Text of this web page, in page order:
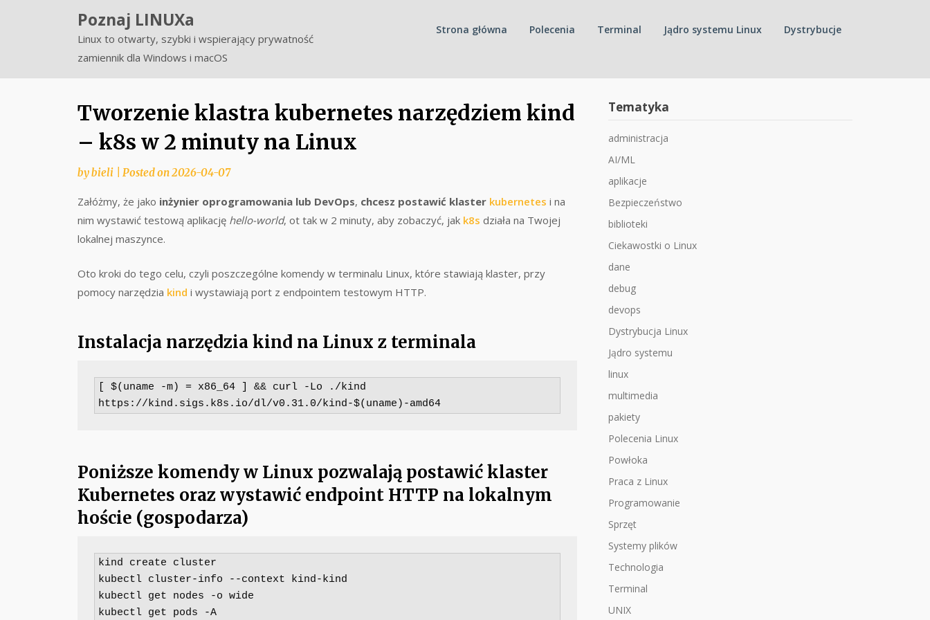
Poznaj LINUXa
Linux to otwarty, szybki i wspierający prywatność
zamiennik dla Windows i macOS
Strona główna Polecenia Terminal Jądro systemu Linux Dystrybucje
Tworzenie klastra kubernetes narzędziem kind
– k8s w 2 minuty na Linux
bybieli Posted on2026-04-07
Załóżmy, że jako inżynier oprogramowania lub DevOps, chcesz postawić klaster kubernetes i na
nim wystawić testową aplikację hello-world, ot tak w 2 minuty, aby zobaczyć, jak k8s działa na Twojej
lokalnej maszynce.
Oto kroki do tego celu, czyli poszczególne komendy w terminalu Linux, które stawiają klaster, przy
pomocy narzędzia kind i wystawiają port z endpointem testowym HTTP.
Instalacja narzędzia kind na Linux z terminala
[ $(uname -m) = x86_64 ] && curl -Lo ./kind
https://kind.sigs.k8s.io/dl/v0.31.0/kind-$(uname)-amd64
Poniższe komendy w Linux pozwalają postawić klaster
Kubernetes oraz wystawić endpoint HTTP na lokalnym
hoście (gospodarza)
kind create cluster
kubectl cluster-info --context kind-kind
kubectl get nodes -o wide
kubectl get pods -A
Tematyka
administracja
AI/ML
aplikacje
Bezpieczeństwo
biblioteki
Ciekawostki o Linux
dane
debug
devops
Dystrybucja Linux
Jądro systemu
linux
multimedia
pakiety
Polecenia Linux
Powłoka
Praca z Linux
Programowanie
Sprzęt
Systemy plików
Technologia
Terminal
UNIX